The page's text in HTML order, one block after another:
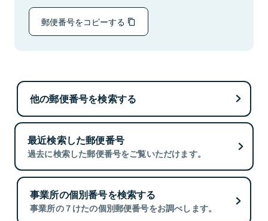
郵便番号をコピーする
他の郵便番号を検索する
最近検索した郵便番号
過去に検索した郵便番号をご覧いただけます。
事業所の個別番号を検索する
事業所の７けたの個別郵便番号をお調べします。